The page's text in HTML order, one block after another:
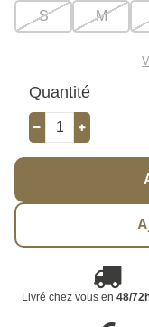
S M
Quantité
Livré chez vous en 48/